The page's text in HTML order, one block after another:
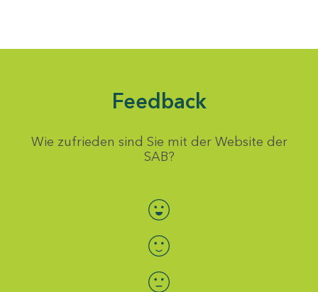
Feedback
Wie zufrieden sind Sie mit der Website der
SAB?
Bewertung auswählen